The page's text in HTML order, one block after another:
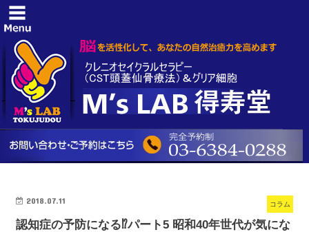
コラム
2018.07.11
認知症の予防になる⁉️パート5 昭和40年世代が気にな